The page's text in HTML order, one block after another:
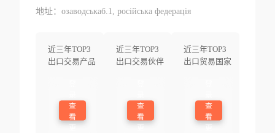
地址：озаводськаб.1, російська федерація
近三年TOP3
出口交易产品
查
看
近三年TOP3
出口交易伙伴
查
看
近三年TOP3
出口贸易国家
查
看